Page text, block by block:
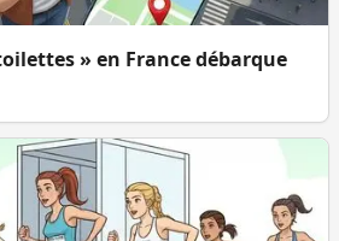
» en France débarque